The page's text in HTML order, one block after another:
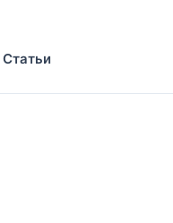
Статьи